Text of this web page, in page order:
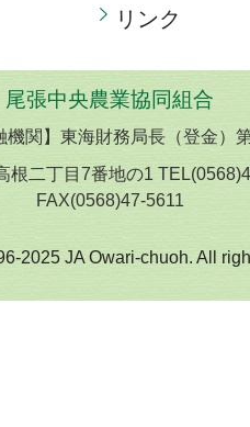
リンク
尾張中央農業協同組合
機関】東海財務局長（登金）
根二丁目7番地の1
FAX(0568)47-5611
2025 JA Owari-chuoh. All